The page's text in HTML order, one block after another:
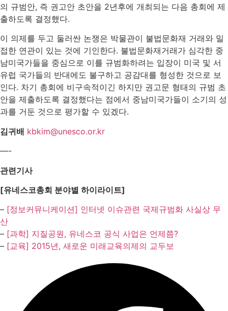
의 규범안, 즉 권고안 초안을 2년후에 개최되는 다음 총회에 제
출하도록 결정했다.
이 의제를 두고 둘러싼 논쟁은 박물관이 불법문화재 거래와 밀
접한 연관이 있는 것에 기인한다. 불법문화재거래가 심각한 중
남미국가들을 중심으로 이를 규범화하려는 입장이 미국 및 서
유럽 국가들의 반대에도 불구하고 공감대를 형성한 것으로 보
인다. 차기 총회에 비구속적이긴 하지만 권고문 형태의 규범 초
안을 제출하도록 결정했다는 점에서 중남미국가들이 소기의 성
과를 거둔 것으로 평가할 수 있겠다.
김귀배 kbkim@unesco.or.kr
—-
관련기사
[유네스코총회 분야별 하이라이트]
– [정보커뮤니케이션] 인터넷 이슈관련 국제규범화 사실상 무
산
– [과학] 지질공원, 유네스코 공식 사업은 언제쯤?
– [교육] 2015년, 새로운 미래교육의제의 교두보